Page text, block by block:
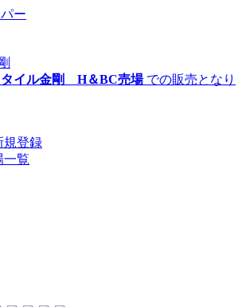
ー
タイル金剛 H＆BC売場での販売となり
規登録
一覧